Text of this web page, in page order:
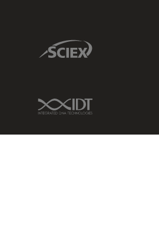
Sciex Link
IDT Link